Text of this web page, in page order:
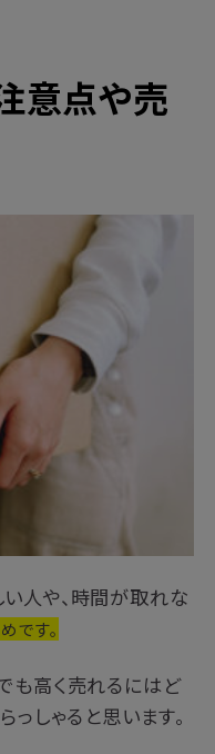
意点や売
人や、時間が取れな
です。
も高く売れるにはど
っしゃると思います。